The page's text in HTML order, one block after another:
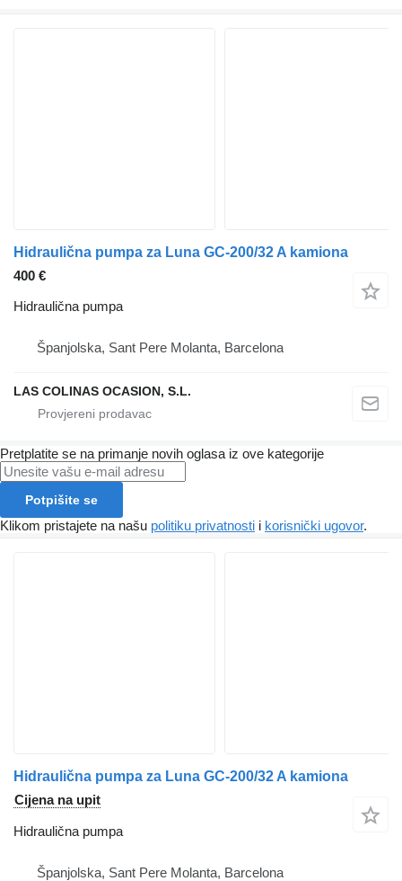
Hidraulična pumpa za Luna GC-200/32 A kamiona
400 €
Hidraulična pumpa
Španjolska, Sant Pere Molanta, Barcelona
LAS COLINAS OCASION, S.L.
Pretplatite se na primanje novih oglasa iz ove kategorije
Potpišite se
Klikom pristajete na našu politiku privatnosti i korisnički ugovor.
Hidraulična pumpa za Luna GC-200/32 A kamiona
Cijena na upit
Hidraulična pumpa
Španjolska, Sant Pere Molanta, Barcelona